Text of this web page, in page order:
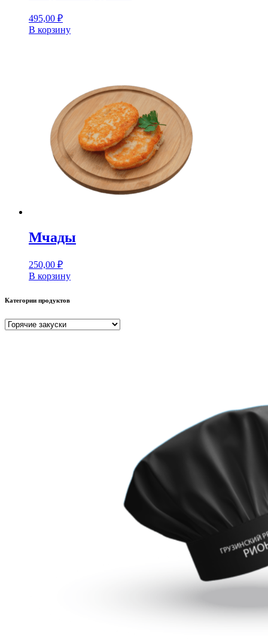
495,00 ₽
В корзину
Мчады
250,00 ₽
В корзину
Категории продуктов